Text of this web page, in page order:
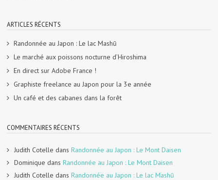
ARTICLES RÉCENTS
Randonnée au Japon : Le lac Mashū
Le marché aux poissons nocturne d’Hiroshima
En direct sur Adobe France !
Graphiste freelance au Japon pour la 3e année
Un café et des cabanes dans la forêt
COMMENTAIRES RÉCENTS
Judith Cotelle dans Randonnée au Japon : Le Mont Daisen
Dominique dans Randonnée au Japon : Le Mont Daisen
Judith Cotelle dans Randonnée au Japon : Le lac Mashū